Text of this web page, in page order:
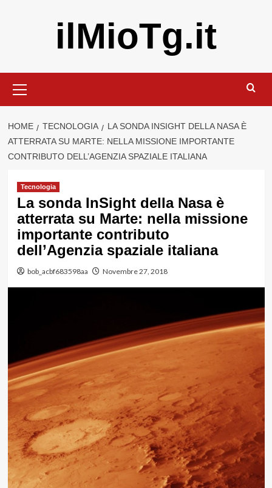
ilMioTg.it
principale
HOME TECNOLOGIA
LA SONDA INSIGHT DELLA NASA È
ATTERRATA SU MARTE: NELLA MISSIONE IMPORTANTE
CONTRIBUTO DELL’AGENZIA SPAZIALE ITALIANA
Tecnologia
La sonda InSight della Nasa è
atterrata su Marte: nella missione
importante contributo
dell’Agenzia spaziale italiana
bob_acbf683598aa Novembre 27, 2018